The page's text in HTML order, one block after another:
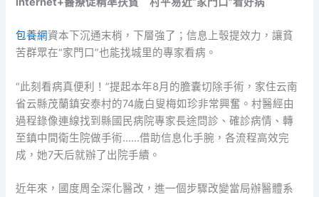
包養網資本下沉通末梢，下層強了；信息上彀提效力，讓貧
苦群眾在“家門口”也能找城里的專家看病。
“此刻看病真便利！”提起本年8月的膽囊切除手術，家住云南
省云縣茂蘭鎮安泰村的74歲白叟梅如珍非常興奮。村醫經由
過程錄像連線找到縣國民病院專家長途問診、確診病情、轉
至鎮中間衛生院做手術……借助信息化手腕，各流程高效完
成，她7天后就辦了出院手續。
近年來，國度周全深化醫改，進一個步驟改變當局辦醫體系